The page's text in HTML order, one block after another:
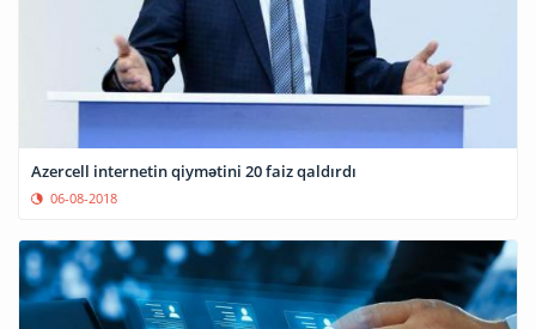
Azercell internetin qiymətini 20 faiz qaldırdı
06-08-2018